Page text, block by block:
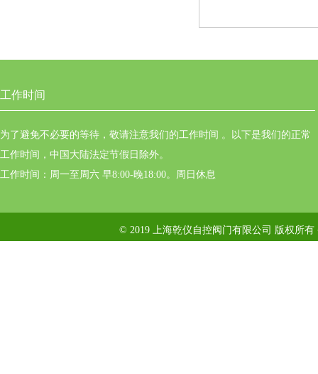
工作时间
为了避免不必要的等待，敬请注意我们的工作时间 。以下是我们的正常
工作时间，中国大陆法定节假日除外。
工作时间：周一至周六 早8:00-晚18:00。周日休息
© 2019 上海乾仪自控阀门有限公司 版权所有